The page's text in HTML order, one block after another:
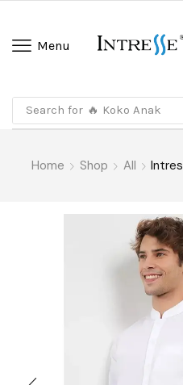
Menu
Search for 🔥 Koko Anak
Home Shop All